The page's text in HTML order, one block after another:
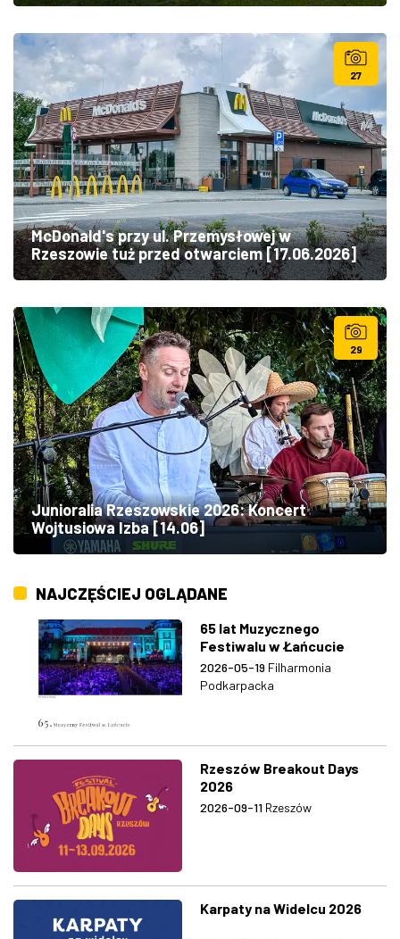
27
McDonald's przy ul. Przemysłowej w
Rzeszowie tuż przed otwarciem [17.06.2026]
29
Junioralia Rzeszowskie 2026: Koncert
Wojtusiowa Izba [14.06]
NAJCZĘŚCIEJ OGLĄDANE
65 lat Muzycznego
Festiwalu w Łańcucie
2026-05-19 Filharmonia
Podkarpacka
Rzeszów Breakout Days
2026
2026-09-11 Rzeszów
Karpaty na Widelcu 2026